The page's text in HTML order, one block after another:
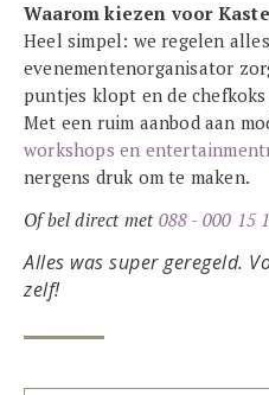
Waarom kiezen voor
Heel simpel: we regelen
evenementenorganisator
puntjes klopt en de
Met een ruim aanbod aan
workshops en
nergens druk om te maken.
Of bel direct met 088 - 000 15
Alles was super geregeld.
zelf!